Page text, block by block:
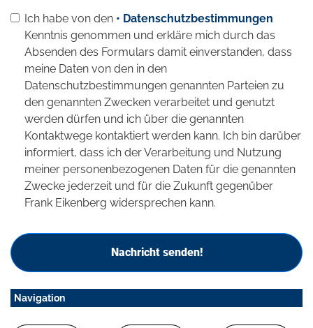
Ich habe von den • Datenschutzbestimmungen
Kenntnis genommen und erkläre mich durch das
Absenden des Formulars damit einverstanden, dass
meine Daten von den in den
Datenschutzbestimmungen genannten Parteien zu
den genannten Zwecken verarbeitet und genutzt
werden dürfen und ich über die genannten
Kontaktwege kontaktiert werden kann. Ich bin darüber
informiert, dass ich der Verarbeitung und Nutzung
meiner personenbezogenen Daten für die genannten
Zwecke jederzeit und für die Zukunft gegenüber
Frank Eikenberg widersprechen kann.
Nachricht senden!
Navigation